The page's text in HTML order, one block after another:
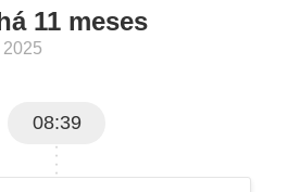
11 meses
08:39